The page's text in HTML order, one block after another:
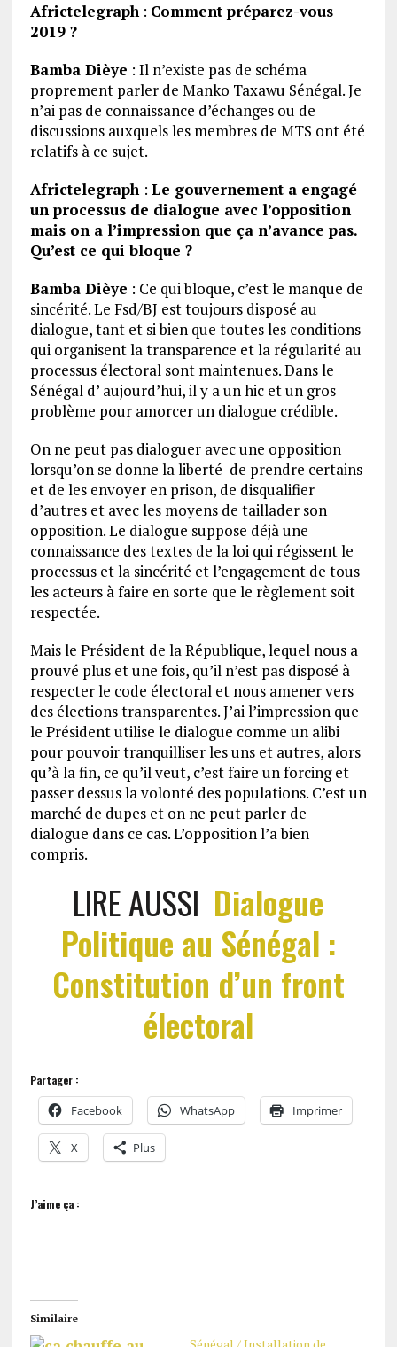
Africtelegraph: Comment préparez-vous
2019 ?
Bamba Dièye : Il n’existe pas de schéma
proprement parler de Manko Taxawu Sénégal. Je
n’ai pas de connaissance d’échanges ou de
discussions auxquels les membres de MTS ont été
relatifs à ce sujet.
Africtelegraph : Le gouvernement a engagé
un processus de dialogue avec l’opposition
mais on a l’impression que ça n’avance pas.
Qu’est ce qui bloque ?
Bamba Dièye : Ce qui bloque, c’est le manque de
sincérité. Le Fsd/BJ est toujours disposé au
dialogue, tant et si bien que toutes les conditions
qui organisent la transparence et la régularité au
processus électoral sont maintenues. Dans le
Sénégal d’ aujourd’hui, il y a un hic et un gros
problème pour amorcer un dialogue crédible.
On ne peut pas dialoguer avec une opposition
lorsqu’on se donne la liberté de prendre certains
et de les envoyer en prison, de disqualifier
d’autres et avec les moyens de taillader son
opposition. Le dialogue suppose déjà une
connaissance des textes de la loi qui régissent le
processus et la sincérité et l’engagement de tous
les acteurs à faire en sorte que le règlement soit
respectée.
Mais le Président de la République, lequel nous a
prouvé plus et une fois, qu’il n’est pas disposé à
respecter le code électoral et nous amener vers
des élections transparentes. J’ai l’impression que
le Président utilise le dialogue comme un alibi
pour pouvoir tranquilliser les uns et autres, alors
qu’à la fin, ce qu’il veut, c’est faire un forcing et
passer dessus la volonté des populations. C’est un
marché de dupes et on ne peut parler de
dialogue dans ce cas. L’opposition l’a bien
compris.
LIRE AUSSI Dialogue
Politique au Sénégal :
Constitution d’un front
électoral
Partager :
Facebook WhatsApp Imprimer
X Plus
J’aime ça :
Similaire